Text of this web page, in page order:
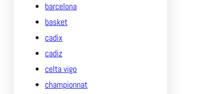
barcelona
basket
cadix
cadiz
celta vigo
championnat